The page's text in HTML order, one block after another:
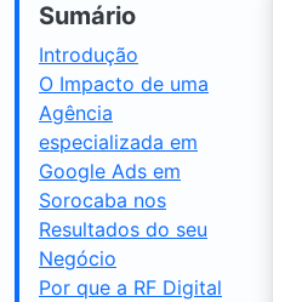
Sumário
Introdução
O Impacto de uma
Agência
especializada em
Google Ads em
Sorocaba nos
Resultados do seu
Negócio
Por que a RF Digital